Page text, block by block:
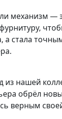
механизм —
а стала
из нашей
обрёл
верным